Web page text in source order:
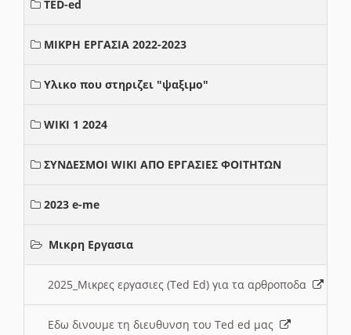
TED-ed
ΜΙΚΡΗ ΕΡΓΑΣΙΑ 2022-2023
Υλικο που στηριζει "ψαξιμο"
WIKI 1 2024
ΣΥΝΔΕΣΜΟΙ WIKI ΑΠΟ ΕΡΓΑΣΙΕΣ ΦΟΙΤΗΤΩΝ
2023 e-me
Μικρη Εργασια
2025_Μικρες εργασιες (Ted Ed) για τα αρθροποδα
Εδω δινουμε τη διευθυνση του Ted ed μας